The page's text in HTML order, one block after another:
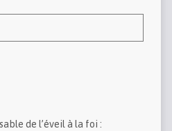
de l’éveil à la foi :